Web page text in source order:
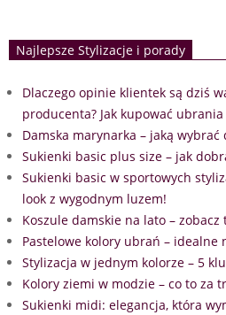
Najlepsze Stylizacje i porady
Dlaczego opinie klientek są dziś
producenta? Jak kupować
Damska marynarka – jaką
Sukienki basic plus size – jak
Sukienki basic w sportowych
look z wygodnym luzem!
Koszule damskie na lato –
Pastelowe kolory ubrań – idealne
Stylizacja w jednym kolorze – 5
Kolory ziemi w modzie – co to za
Sukienki midi: elegancja, która